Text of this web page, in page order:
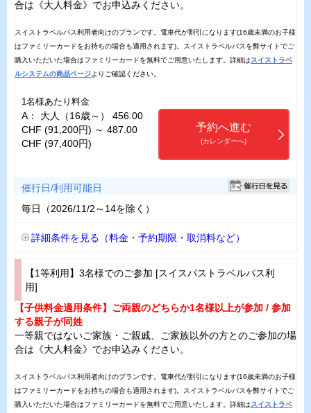
合は《大人料金》でお申込みください。
スイストラベルパス利用者向けのプランです。電車代が割引になります(16歳未満のお子様
はファミリーカードをお持ちの場合も適用されます)。スイストラベルパスを弊サイトでご
購入いただいた場合はファミリーカードを無料でご用意いたします。詳細はスイストラベ
ルシステムの商品ページよりご確認ください。
1名様あたり料金
A： 大人（16歳～） 456.00
CHF (91,200円) ～ 487.00
CHF (97,400円)
予約へ進む
(カレンダーへ)
催行日/利用可能日
毎日（2026/11/2～14を除く）
詳細条件を見る（料金・予約期限・取消料など）
【1等利用】3名様でのご参加 [スイスパストラベルパス利
用]
【子供料金適用条件】ご両親のどちらか1名様以上が参加 / 参加
する親子が同姓
一等親ではないご家族・ご親戚、ご家族以外の方とのご参加の場
合は《大人料金》でお申込みください。
スイストラベルパス利用者向けのプランです。電車代が割引になります(16歳未満のお子様
はファミリーカードをお持ちの場合も適用されます)。スイストラベルパスを弊サイトでご
購入いただいた場合はファミリーカードを無料でご用意いたします。詳細はスイストラベ